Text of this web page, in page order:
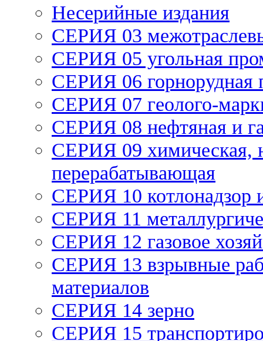
Несерийные издания
СЕРИЯ 03
СЕРИЯ 05 угольная
СЕРИЯ 06 горнорудная
СЕРИЯ 07 геолого-
СЕРИЯ 08 нефтяная и
СЕРИЯ 09 химическая,
перерабатывающая
СЕРИЯ 10 котлонадзор
СЕРИЯ 11
СЕРИЯ 12 газовое
СЕРИЯ 13 взрывные
материалов
СЕРИЯ 14 зерно
СЕРИЯ 15